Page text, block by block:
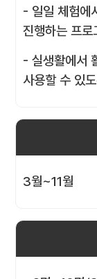
- 일일 체험에
진행하는 프로
- 실생활에서
사용할 수 있
3월~11월